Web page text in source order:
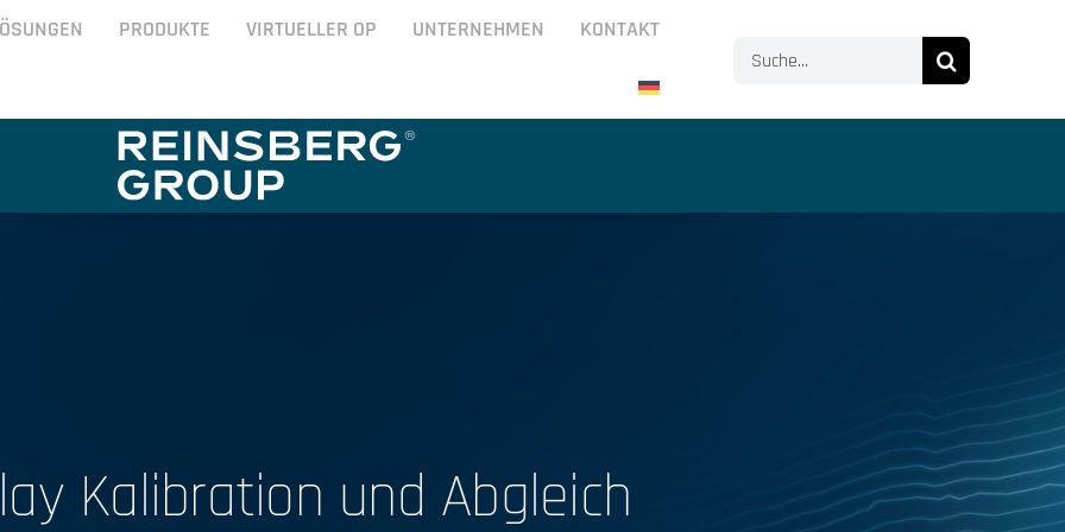
PRODUKTE VIRTUELLER OP UNTERNEHMEN
KONTAKT
Suche
Kalibration und Abgleich